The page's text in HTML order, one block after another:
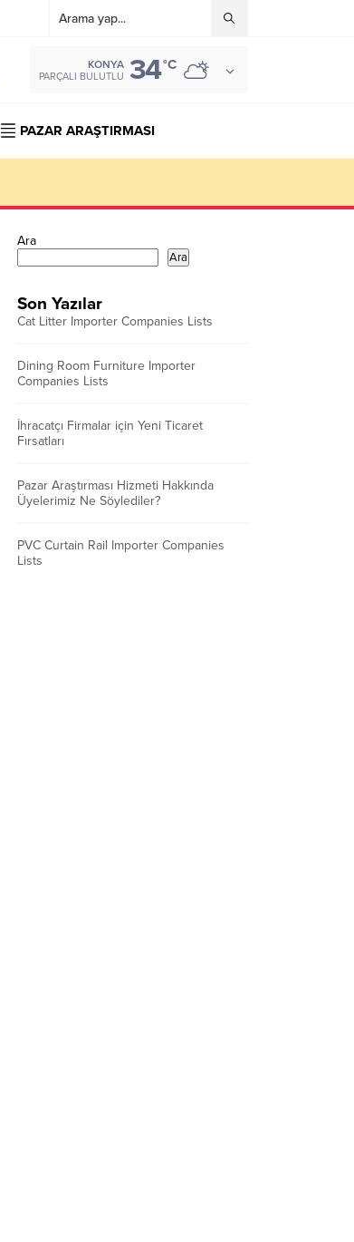
KONYA
PARÇALI BULUTLU 34°C
PAZAR ARAŞTIRMASI
Ara
Ara
Son Yazılar
Cat Litter Importer Companies Lists
Dining Room Furniture Importer
Companies Lists
İhracatçı Firmalar için Yeni Ticaret
Fırsatları
Pazar Araştırması Hizmeti Hakkında
Üyelerimiz Ne Söylediler?
PVC Curtain Rail Importer Companies
Lists